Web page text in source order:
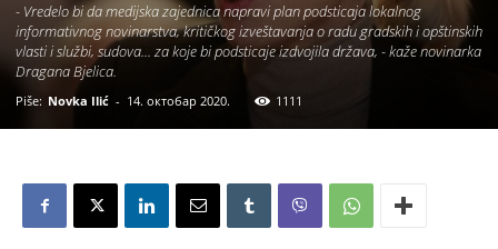
- Vredelo bi da medijska zajednica napravi plan podsticaja lokalnog
informativnog novinarstva, kritičkog izveštavanja o radu gradskih i opštinskih
vlasti i službi, sudova... za koje bi podsticaje izdvojila država, - kaže novinarka
Dragana Bjelica.
Piše: Novka Ilić - 14. октобар 2020. 1111